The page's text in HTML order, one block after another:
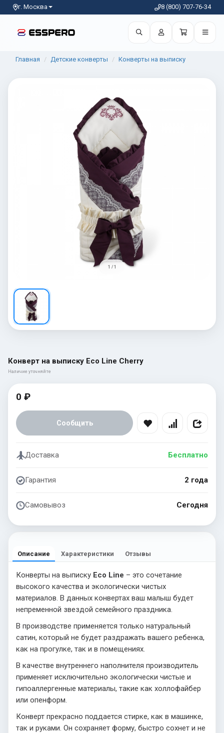
г. Москва 8 (800) 707-76-34
Главная Детские конверты Конверты на выписку
1 / 1
Конверт на выписку Eco Line Cherry
Наличие уточняйте
0 ₽
Сообщить
Доставка Бесплатно
Гарантия 2 года
Самовывоз Сегодня
Описание Характеристики Отзывы
Конверты на выписку Eco Line – это сочетание
высокого качества и экологически чистых
материалов. В данных конвертах ваш малыш будет
непременной звездой семейного праздника.
В производстве применяется только натуральный
сатин, который не будет раздражать вашего ребенка,
как на прогулке, так и в помещениях.
В качестве внутреннего наполнителя производитель
применяет исключительно экологически чистые и
гипоаллергенные материалы, такие как холлофайбер
или опенформ.
Конверт прекрасно поддается стирке, как в машинке,
так и руками. Он сохраняет форму, быстро сохнет и не